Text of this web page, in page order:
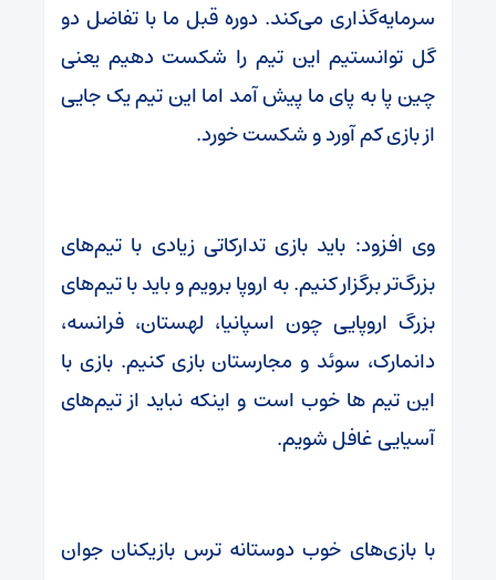
سرمایه‌گذاری می‌کند. دوره قبل ما با تفاضل دو
گل توانستیم این تیم را شکست دهیم یعنی
چین پا به پای ما پیش آمد اما این تیم یک جایی
از بازی کم آورد و شکست خورد.
وی افزود: باید بازی تدارکاتی زیادی با تیم‌های
بزرگ‌تر برگزار کنیم. به اروپا برویم و باید با تیم‌های
بزرگ اروپایی چون اسپانیا، لهستان، فرانسه،
دانمارک، سوئد و مجارستان بازی کنیم. بازی با
این تیم ها خوب است و اینکه نباید از تیم‌های
آسیایی غافل شویم.
با بازی‌های خوب دوستانه ترس بازیکنان جوان